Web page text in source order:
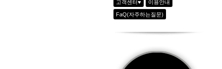
고객센터♥ 이용안내
FaQ(자주하는질문)